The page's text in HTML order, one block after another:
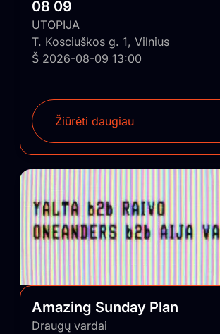
08 09
UTOPIJA
T. Kosciuškos g. 1, Vilnius
Š 2026-08-09 13:00
Žiūrėti daugiau
Amazing Sunday Plan
Draugų vardai